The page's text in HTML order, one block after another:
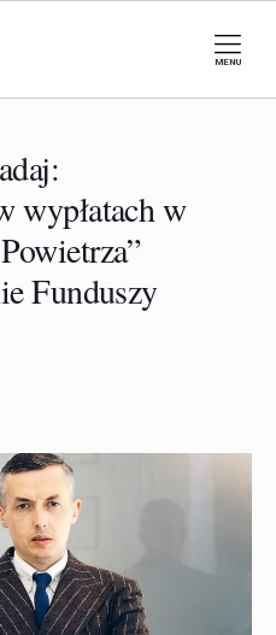
MENU
wypłatach w
Funduszy